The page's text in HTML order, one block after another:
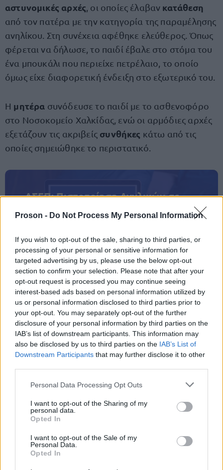
Proson - Do Not Process My Personal Information
If you wish to opt-out of the sale, sharing to third parties, or
processing of your personal or sensitive information for
targeted advertising by us, please use the below opt-out
section to confirm your selection. Please note that after your
opt-out request is processed you may continue seeing
interest-based ads based on personal information utilized by
us or personal information disclosed to third parties prior to
your opt-out. You may separately opt-out of the further
disclosure of your personal information by third parties on the
IAB’s list of downstream participants. This information may
also be disclosed by us to third parties on the IAB’s List of
Downstream Participants that may further disclose it to other
Please note that this website/app uses one or more Google
not limited to your visit or usage behaviour. You may click to
grant or deny consent to Google and its third-party tags to
use your data for below specified purposes in below Google
consent section.
Personal Data Processing Opt Outs
I want to opt-out of the Sharing of my
personal data.
Opted In
I want to opt-out of the Sale of my
Personal Data.
Opted In
αστυνομικές αρχές , οι οποίες έλαβαν κατάθεση
από τον πατέρα με την κατηγορία της παραμέλησης
ανηλίκου. Στη συνέχεια αφέθηκε ελεύθερος. Όπως
φέρεται να δήλωσε, το παιδί έβαλε στο στόμα του
ένα μπουκάλι που περιείχε πετρέλαιο, το οποίο
όμως είχε διαφορετική ένδειξη στο εξωτερικό του.
Η μητέρα συνόδευσε το παιδί με το ασθενοφόρο
στο Νοσοκομείο Χαλκίδας, ενώ οι αρμόδιες αρχές
εξετάζουν τις ακριβείς συνθήκες κάτω από τις
οποίες σημειώθηκε το περιστατικό.
ΑΣΕΠ: Πιστοποίηση Αγγλικών σε
μόνο 2 ημέρες στα χέρια σας
ΑΣΕΠ: Εξ αποστάσεως η πιο Εύκολη
Πιστοποίηση Υπολογιστών σε 2
μέρες
Μάθε πρώτος όλες τις σημαντικές
Βάλε το proson.gr στα αποτελέσματα
αναζήτησης της Google
Δημοφιλείς Ειδήσεις